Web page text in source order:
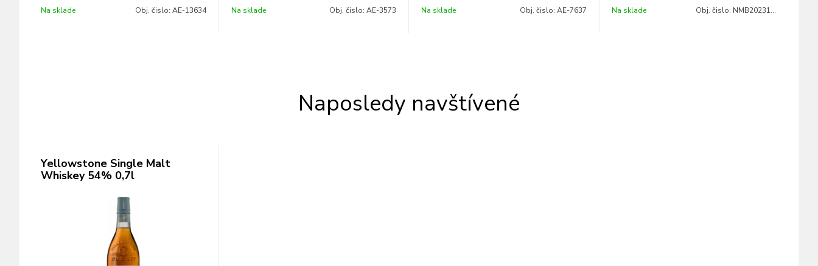
Na sklade Obj. čislo: AE-13634 Na sklade Obj. čislo: AE-3573 Na sklade Obj. čislo: AE-7637 Na sklade Obj. čislo: NMB202314Y
Naposledy navštívené
Yellowstone Single Malt
Whiskey 54% 0,7l